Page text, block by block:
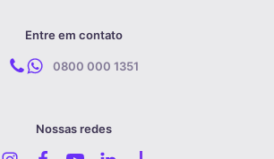
Entre em contato
0800 000 1351
Nossas redes